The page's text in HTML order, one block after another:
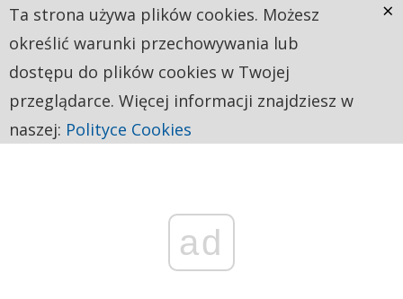
ad
Ta strona używa plików cookies. Możesz
określić warunki przechowywania lub
dostępu do plików cookies w Twojej
przeglądarce. Więcej informacji znajdziesz w
naszej: Polityce Cookies
×